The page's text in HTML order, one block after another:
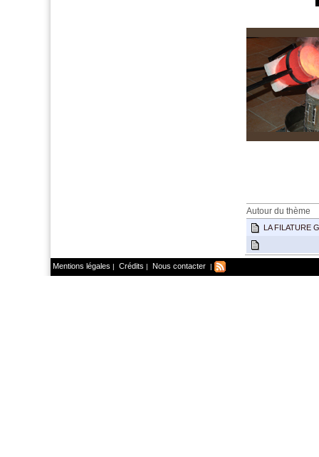
Autour du thème
LA FILATURE
Mentions légales | Crédits | Nous contacter |